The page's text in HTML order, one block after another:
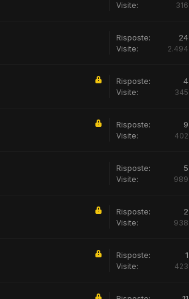
Visite: 316
Risposte: 24
Visite: 2.494
Risposte: 4
Visite: 345
Risposte: 9
Visite: 402
Risposte: 5
Visite: 989
Risposte: 2
Visite: 938
Risposte: 1
Visite: 423